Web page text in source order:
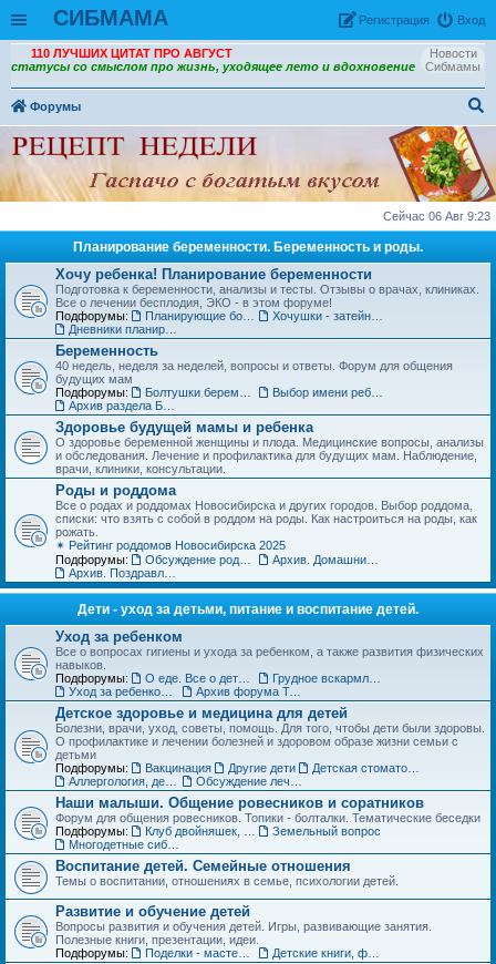
СИБМАМА Вход
Рeгиcтpaция
Новости
Сибмамы
110 ЛУЧШИХ ЦИТАТ ПРО АВГУСТ
статусы со смыслом про жизнь, уходящее лето и вдохновение
Форумы
ск
Сейчас 06 Авг 9:23
Планирование беременности. Беременность и роды.
Хочу ребенка! Планирование беременности
Подготовка к беременности, анализы и тесты. Отзывы о врачах, клиниках.
Все о лечении бесплодия, ЭКО - в этом форуме!
Подфорумы:
Беременность
40 недель, неделя за неделей, вопросы и ответы. Форум для общения
будущих мам
Подфорумы:
Здоровье будущей мамы и ребенка
О здоровье беременной женщины и плода. Медицинские вопросы, анализы
и обследования. Лечение и профилактика для будущих мам. Наблюдение,
врачи, клиники, консультации.
Роды и роддома
Все о родах и роддомах Новосибирска и других городов. Выбор роддома,
списки: что взять с собой в роддом на роды. Как настроиться на роды, как
рожать.
✴ Рейтинг роддомов Новосибирска 2025
Подфорумы:
Дети - уход за детьми, питание и воспитание детей.
Уход за ребенком
Все о вопросах гигиены и ухода за ребенком, а также развития физических
навыков.
Подфорумы:
Архив форума Товары для детей
Детское здоровье и медицина для детей
Болезни, врачи, уход, советы, помощь. Для того, чтобы дети были здоровы.
О профилактике и лечении болезней и здоровом образе жизни семьи с
детьми
Подфорумы:
Вакцинация Другие дети
Наши малыши. Общение ровесников и соратников
Форум для общения ровесников. Топики - болталки. Тематические беседки
Подфорумы:
Земельный вопрос
Воспитание детей. Семейные отношения
Темы о воспитании, отношениях в семье, психологии детей.
Развитие и обучение детей
Вопросы развития и обучения детей. Игры, развивающие занятия.
Полезные книги, презентации, идеи.
Подфорумы: